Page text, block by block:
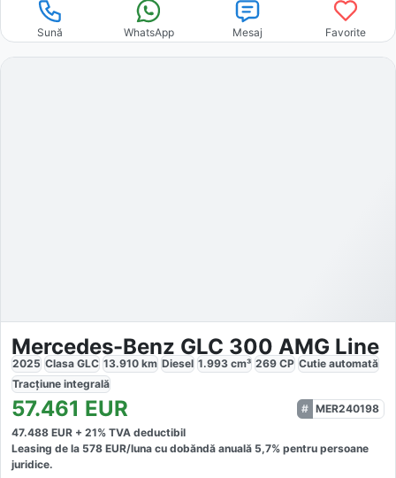
Sună WhatsApp Mesaj Favorite
Mercedes-Benz GLC 300 AMG Line
2025 Clasa GLC 13.910 km Diesel 1.993 cm³ 269 CP Cutie automată
Tracțiune integrală
57.461 EUR
MER240198
47.488 EUR + 21% TVA deductibil
Leasing de la 578 EUR/luna cu dobăndă anuală 5,7% pentru persoane
juridice.